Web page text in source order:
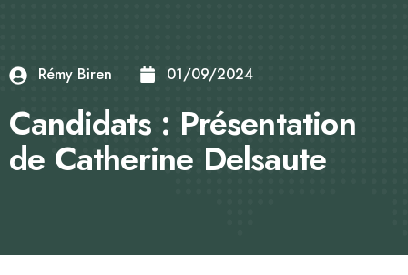
Rémy Biren 01/09/2024
Candidats : Présentation
de Catherine Delsaute